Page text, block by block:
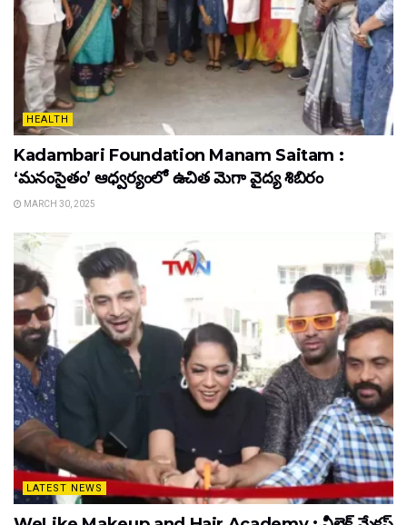
HEALTH
Kadambari Foundation Manam Saitam :
‘మనంసైతం’ ఆధ్వర్యంలో ఉచిత మెగా వైద్య శిబిరం
MARCH 30, 2025
LATEST NEWS